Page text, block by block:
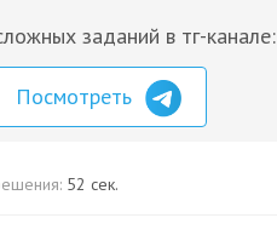
заданий в тг-канале:
Посмотреть
52 сек.